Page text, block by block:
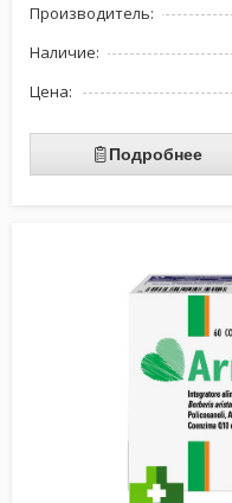
Производитель:
Наличие:
Цена:
Подробнее